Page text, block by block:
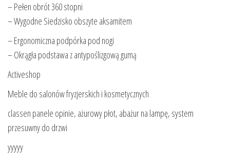
– Pełen obrót 360 stopni
– Wygodne Siedzisko obszyte aksamitem
– Ergonomiczna podpórka pod nogi
– Okrągła podstawa z antypoślizgową gumą
Activeshop
Meble do salonów fryzjerskich i kosmetycznych
classen panele opinie, ażurowy płot, abażur na lampę, system
przesuwny do drzwi
yyyyy